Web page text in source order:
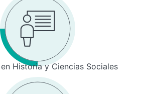
Historia y Ciencias Sociales